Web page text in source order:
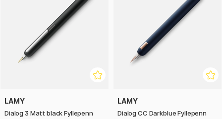
LAMY
Dialog 3 Matt black Fyllepenn
LAMY
Dialog CC Darkblue Fyllepenn